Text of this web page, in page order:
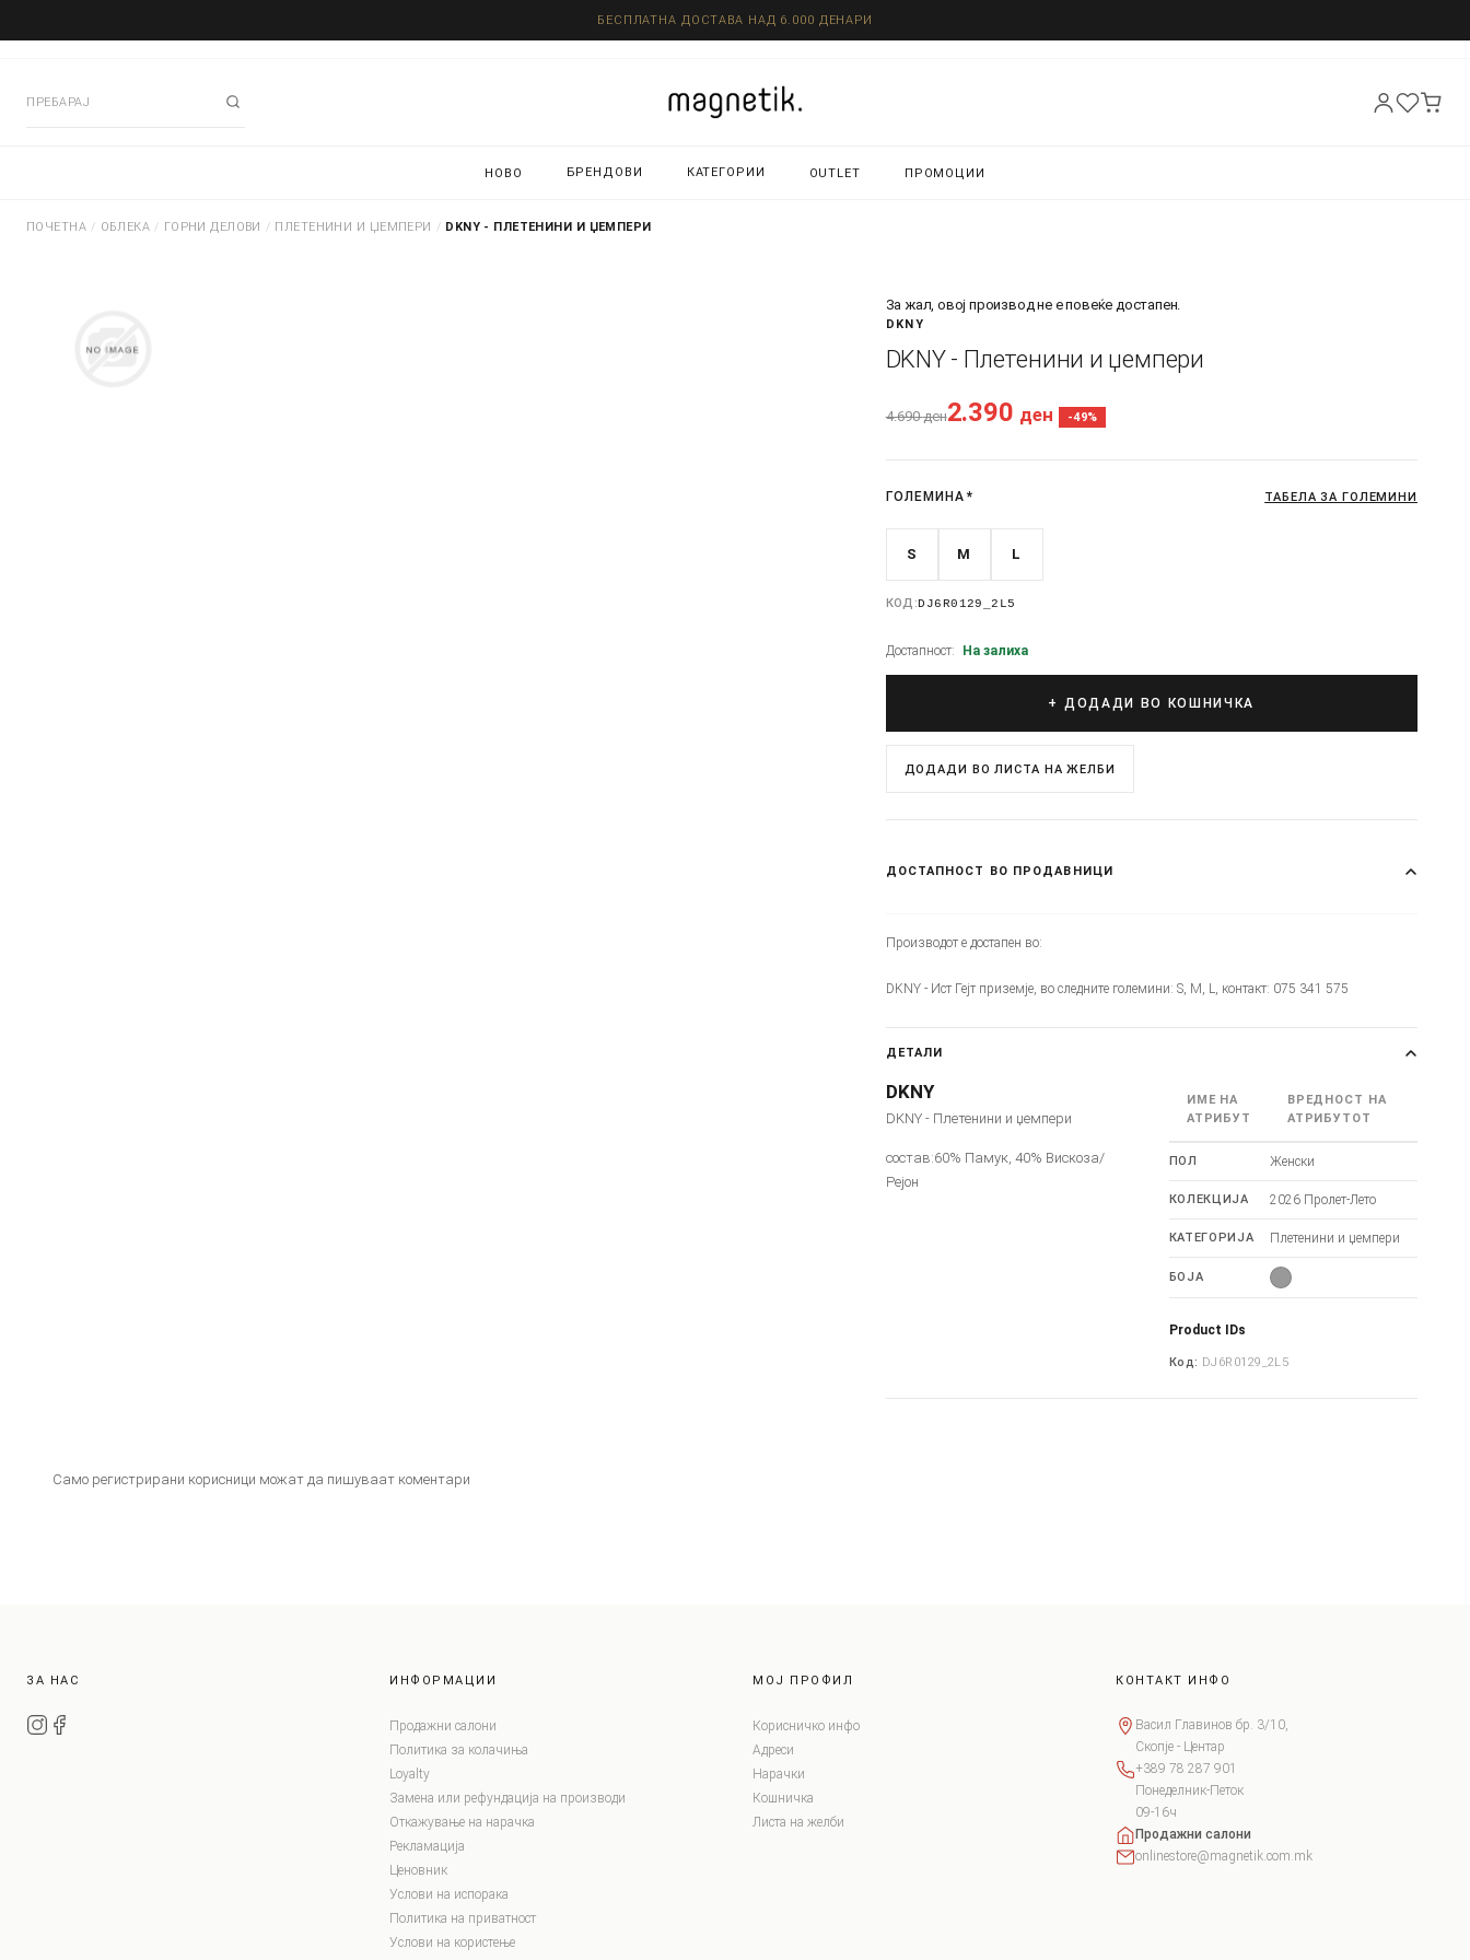
БЕСПЛАТНА ДОСТАВА НАД 6.000 ДЕНАРИ
НОВО БРЕНДОВИ КАТЕГОРИИ OUTLET ПРОМОЦИИ
ПОЧЕТНА / ОБЛЕКА / ГОРНИ ДЕЛОВИ / ПЛЕТЕНИНИ И ЏЕМПЕРИ / DKNY - ПЛЕТЕНИНИ И ЏЕМПЕРИ
За жал, овој производ не е повеќе достапен.
DKNY
DKNY - Плетенини и џемпери
4.690ден2.390 ден -49%
ГОЛЕМИНА * ТАБЕЛА ЗА ГОЛЕМИНИ
S M L
КОД:DJ6R0129_2L5
Достапност: На залиха
+ ДОДАДИ ВО КОШНИЧКА
ДОДАДИ ВО ЛИСТА НА ЖЕЛБИ
ДОСТАПНОСТ ВО ПРОДАВНИЦИ
Производот е достапен во:
DKNY - Ист Гејт приземје, во следните големини: S, M, L, контакт: 075 341 575
ДЕТАЛИ
DKNY
DKNY - Плетенини и џемпери
состав:60% Памук, 40% Вискоза/
Рејон
ИМЕ НА
АТРИБУТ
ВРЕДНОСТ НА
АТРИБУТОТ
ПОЛ Женски
КОЛЕКЦИЈА 2026 Пролет-Лето
КАТЕГОРИЈА Плетенини и џемпери
БОЈА
Product IDs
Код: DJ6R0129_2L5
Само регистрирани корисници можат да пишуваат коментари
ЗА НАС ИНФОРМАЦИИ
Продажни салони
Политика за колачиња
Loyalty
Замена или рефундација на производи
Откажување на нарачка
Рекламација
Ценовник
Услови на испорака
Политика на приватност
Услови на користење
МОЈ ПРОФИЛ
Корисничко инфо
Адреси
Нарачки
Кошничка
Листа на желби
КОНТАКТ ИНФО
Васил Главинов бр. 3/10,
Скопје - Центар
+389 78 287 901
Понеделник-Петок
09-16ч
Продажни салони
onlinestore@magnetik.com.mk